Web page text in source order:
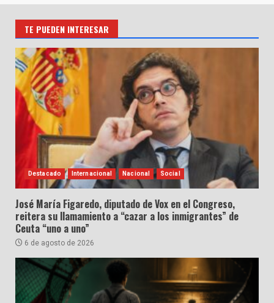
TE PUEDEN INTERESAR
Destacado Internacional Nacional Social
José María Figaredo, diputado de Vox en el Congreso,
reitera su llamamiento a “cazar a los inmigrantes” de
Ceuta “uno a uno”
6 de agosto de 2026